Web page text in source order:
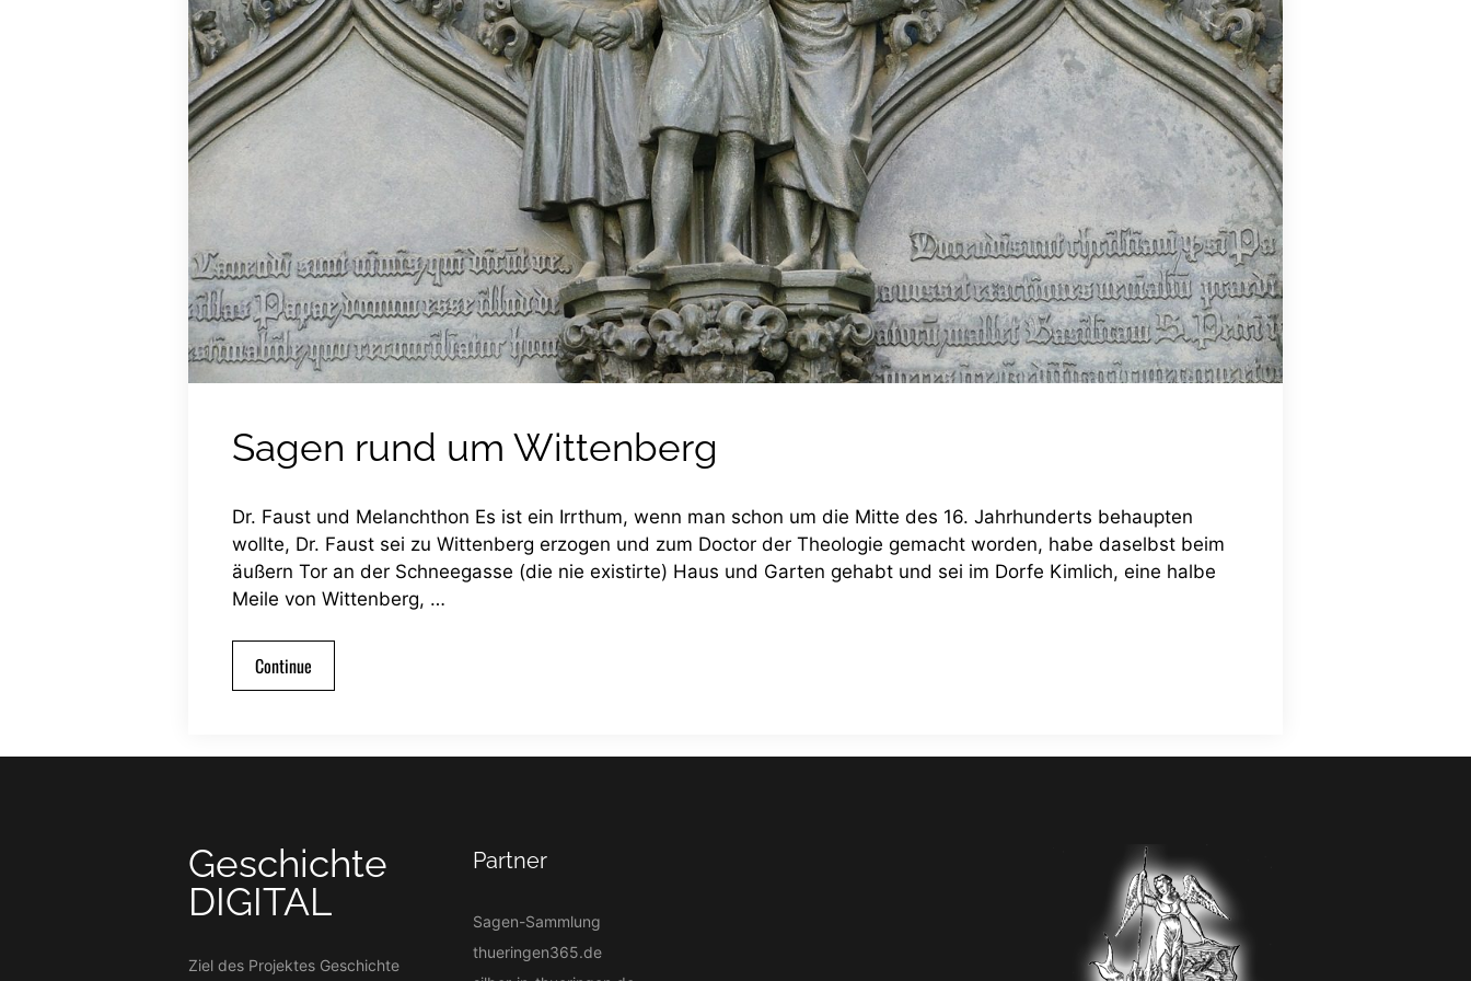
Sagen rund um Wittenberg
Dr. Faust und Melanchthon Es ist ein Irrthum, wenn man schon um die Mitte des 16. Jahrhunderts behaupten
wollte, Dr. Faust sei zu Wittenberg erzogen und zum Doctor der Theologie gemacht worden, habe daselbst beim
äußern Tor an der Schneegasse (die nie existirte) Haus und Garten gehabt und sei im Dorfe Kimlich, eine halbe
Meile von Wittenberg, …
Continue
Geschichte
DIGITAL
Ziel des Projektes Geschichte
Partner
Sagen-Sammlung
thueringen365.de